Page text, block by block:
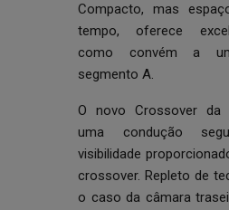
Compacto, mas
tempo, oferece
como convém a
segmento A.
O novo Crossover da
uma condução
visibilidade
crossover. Repleto de
o caso da câmara